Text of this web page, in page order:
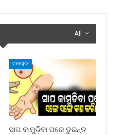
All
ସମାଚାର
ସାପ କାମୁଡ଼ିବା ପରେ ତୁରନ୍ତ